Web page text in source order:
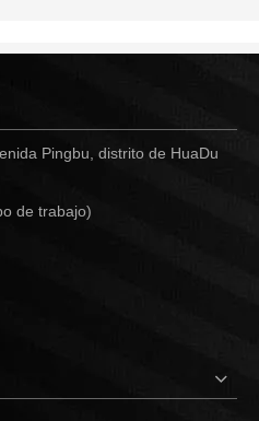
Pingbu, distrito de HuaDu
de trabajo)